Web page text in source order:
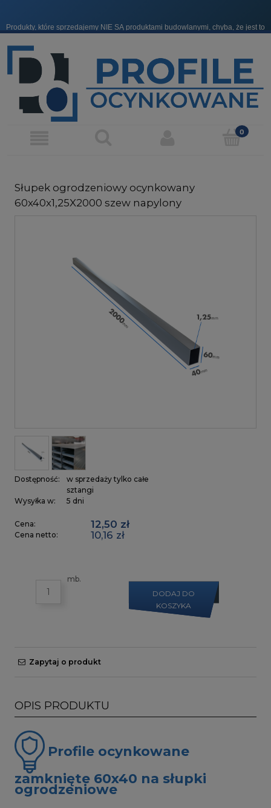
Słupek ogrodzeniowy ocynkowany
60x40x1,25X2000 szew napylony
Dostępność:
w sprzedaży tylko całe
sztangi
Wysyłka w:
5 dni
Cena: 12,50 zł
Cena netto: 10,16 zł
mb.
DODAJ DO
KOSZYKA
Zapytaj o produkt
OPIS PRODUKTU
Profile ocynkowane
zamknięte 60x40 na słupki
ogrodzeniowe